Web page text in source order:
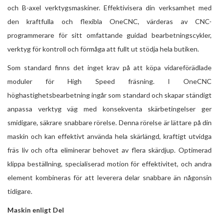
och B-axel verktygsmaskiner. Effektivisera din verksamhet med
den kraftfulla och flexibla OneCNC, värderas av CNC-
programmerare för sitt omfattande guidad bearbetningscykler,
verktyg för kontroll och förmåga att fullt ut stödja hela butiken.
Som standard finns det inget krav på att köpa vidareförädlade
moduler för High Speed ​​fräsning. I OneCNC
höghastighetsbearbetning ingår som standard och skapar ständigt
anpassa verktyg väg med konsekventa skärbetingelser ger
smidigare, säkrare snabbare rörelse. Denna rörelse är lättare på din
maskin och kan effektivt använda hela skärlängd, kraftigt utvidga
fräs liv och ofta eliminerar behovet av flera skärdjup. Optimerad
klippa beställning, specialiserad motion för effektivitet, och andra
element kombineras för att leverera delar snabbare än någonsin
tidigare.
Maskin enligt Del